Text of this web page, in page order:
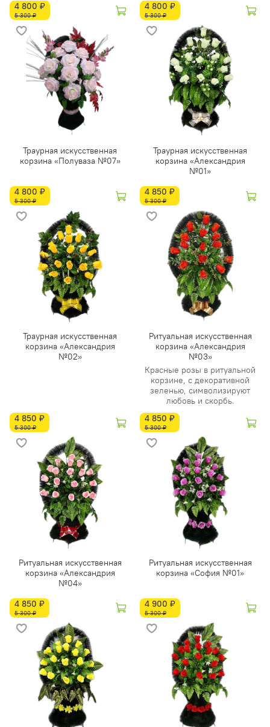
4 800 ₽
5 300 ₽
4 800 ₽
5 300 ₽
Траурная искусственная
корзина «Полуваза №07»
4 800 ₽
5 300 ₽
Траурная искусственная
корзина «Александрия
№01»
4 850 ₽
5 300 ₽
Траурная искусственная
корзина «Александрия
№02»
4 850 ₽
5 300 ₽
Ритуальная искусственная
корзина «Александрия
№03»
Красные розы в ритуальной
корзине, с декоративной
зеленью, символизируют
любовь и скорбь.
4 850 ₽
5 300 ₽
Ритуальная искусственная
корзина «Александрия
№04»
4 850 ₽
5 300 ₽
Ритуальная искусственная
корзина «София №01»
4 900 ₽
5 300 ₽